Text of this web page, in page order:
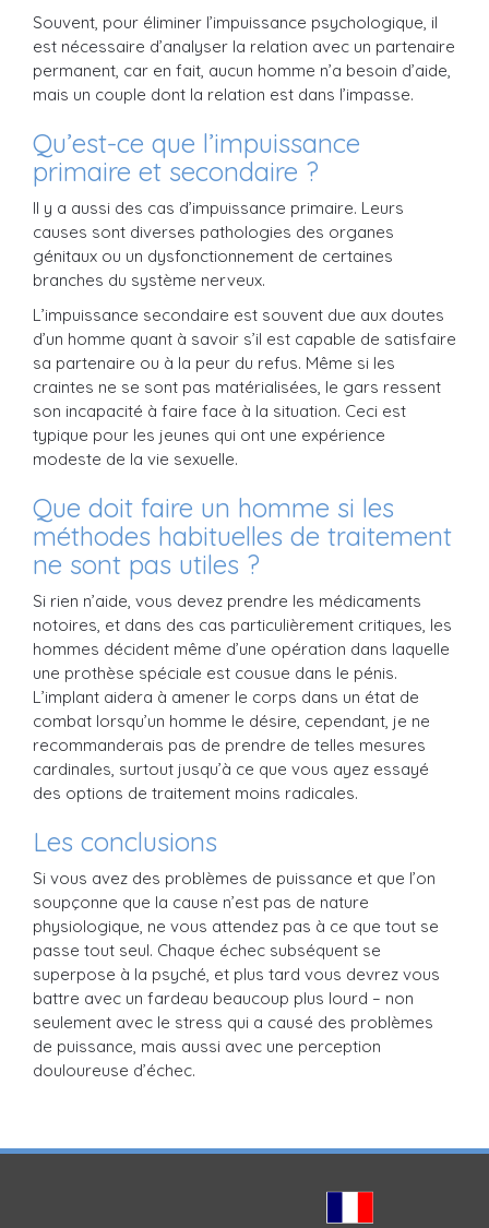
Souvent, pour éliminer l’impuissance psychologique, il
est nécessaire d’analyser la relation avec un partenaire
permanent, car en fait, aucun homme n’a besoin d’aide,
mais un couple dont la relation est dans l’impasse.
Qu’est-ce que l’impuissance
primaire et secondaire ?
Il y a aussi des cas d’impuissance primaire. Leurs
causes sont diverses pathologies des organes
génitaux ou un dysfonctionnement de certaines
branches du système nerveux.
L’impuissance secondaire est souvent due aux doutes
d’un homme quant à savoir s’il est capable de satisfaire
sa partenaire ou à la peur du refus. Même si les
craintes ne se sont pas matérialisées, le gars ressent
son incapacité à faire face à la situation. Ceci est
typique pour les jeunes qui ont une expérience
modeste de la vie sexuelle.
Que doit faire un homme si les
méthodes habituelles de traitement
ne sont pas utiles ?
Si rien n’aide, vous devez prendre les médicaments
notoires, et dans des cas particulièrement critiques, les
hommes décident même d’une opération dans laquelle
une prothèse spéciale est cousue dans le pénis.
L’implant aidera à amener le corps dans un état de
combat lorsqu’un homme le désire, cependant, je ne
recommanderais pas de prendre de telles mesures
cardinales, surtout jusqu’à ce que vous ayez essayé
des options de traitement moins radicales.
Les conclusions
Si vous avez des problèmes de puissance et que l’on
soupçonne que la cause n’est pas de nature
physiologique, ne vous attendez pas à ce que tout se
passe tout seul. Chaque échec subséquent se
superpose à la psyché, et plus tard vous devrez vous
battre avec un fardeau beaucoup plus lourd – non
seulement avec le stress qui a causé des problèmes
de puissance, mais aussi avec une perception
douloureuse d’échec.